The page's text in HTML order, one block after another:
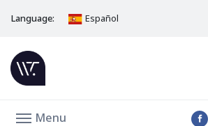
Language: Español
Menu